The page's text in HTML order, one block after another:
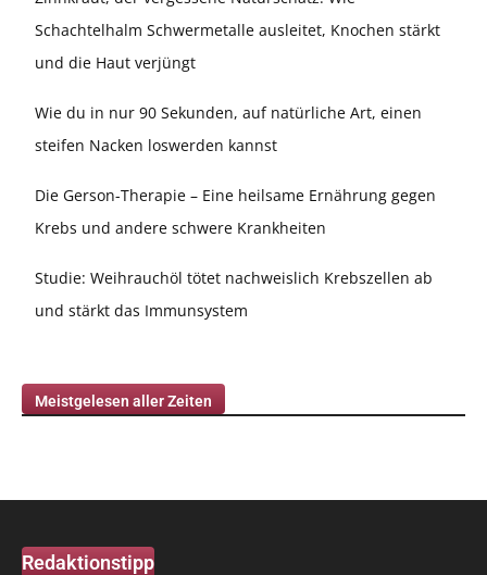
Schachtelhalm Schwermetalle ausleitet, Knochen stärkt
und die Haut verjüngt
Wie du in nur 90 Sekunden, auf natürliche Art, einen
steifen Nacken loswerden kannst
Die Gerson-Therapie – Eine heilsame Ernährung gegen
Krebs und andere schwere Krankheiten
Studie: Weihrauchöl tötet nachweislich Krebszellen ab
und stärkt das Immunsystem
Meistgelesen aller Zeiten
Redaktionstipp